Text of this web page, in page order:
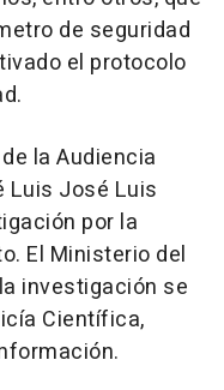
de seguridad
el protocolo
la Audiencia
Luis José Luis
por la
El Ministerio del
investigación se
Científica,